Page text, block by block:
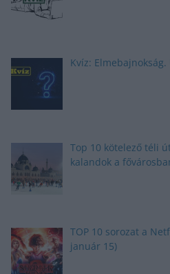
Kvíz:
Top 10 kötelező téli
kalandok a
TOP 10 sorozat a
január 15)